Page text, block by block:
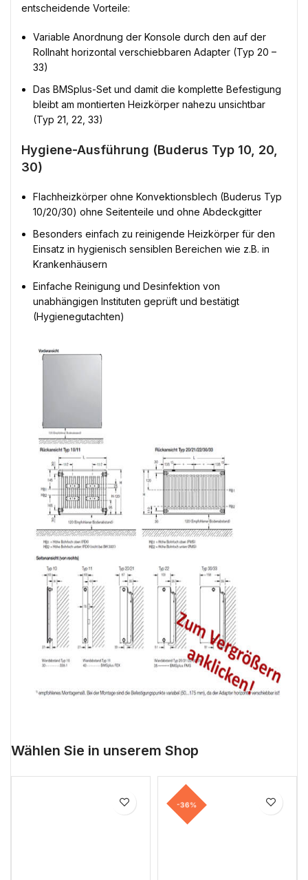
entscheidende Vorteile:
Variable Anordnung der Konsole durch den auf der
Rollnaht horizontal verschiebbaren Adapter (Typ 20 –
33)
Das BMSplus-Set und damit die komplette Befestigung
bleibt am montierten Heizkörper nahezu unsichtbar
(Typ 21, 22, 33)
Hygiene-Ausführung (Buderus Typ 10, 20,
30)
Flachheizkörper ohne Konvektionsblech (Buderus Typ
10/20/30) ohne Seitenteile und ohne Abdeckgitter
Besonders einfach zu reinigende Heizkörper für den
Einsatz in hygienisch sensiblen Bereichen wie z.B. in
Krankenhäusern
Einfache Reinigung und Desinfektion von
unabhängigen Instituten geprüft und bestätigt
(Hygienegutachten)
Wählen Sie in unserem Shop
-36%